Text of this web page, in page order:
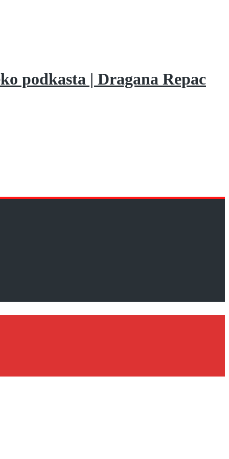
podkasta | Dragana Repac